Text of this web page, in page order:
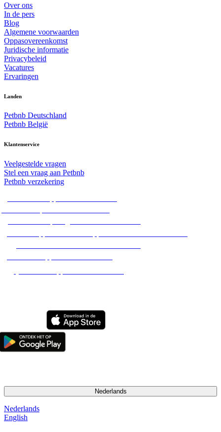
Over ons
In de pers
Blog
Algemene voorwaarden
Oppasovereenkomst
Juridische informatie
Privacybeleid
Vacatures
Ervaringen
Landen
Petbnb Deutschland
Petbnb België
Klantenservice
Veelgestelde vragen
Stel een vraag aan Petbnb
Petbnb verzekering
Nederlands
Nederlands
English